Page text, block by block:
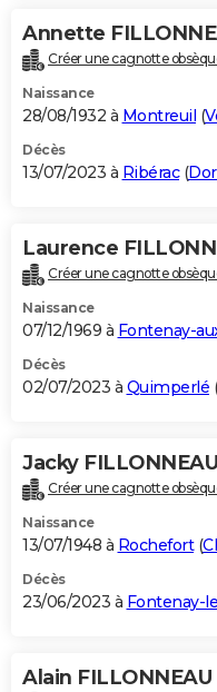
Annette
Créer une cagnotte
Naissance
28/08/1932 à Montreuil (
Décès
13/07/2023 à Ribérac(
Laurence
Créer une cagnotte
Naissance
07/12/1969 à Fontenay-
Décès
02/07/2023 à Quimperlé (
Jacky FILLONNEAU
Créer une cagnotte
Naissance
13/07/1948 à Rochefort(
Décès
23/06/2023 à Fontenay-
Alain FILLONNEAU